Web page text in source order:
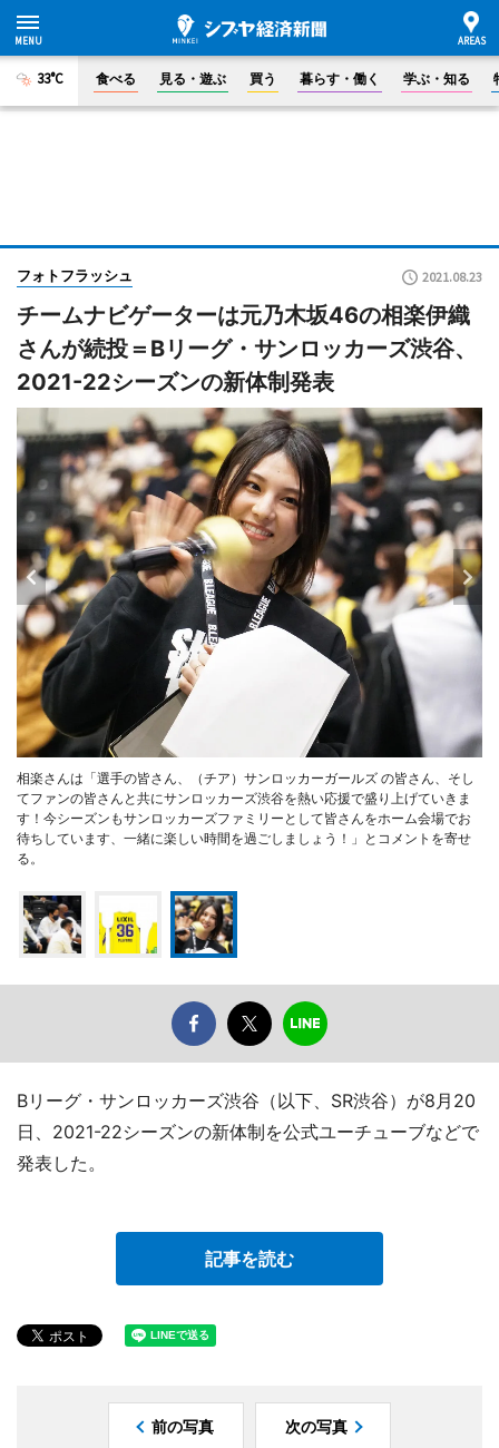
33°C 食べる 見る・遊ぶ 買う 暮らす・働く 学ぶ・知る
フォトフラッシュ 2021.08.23
チームナビゲーターは元乃木坂46の相楽伊織
さんが続投＝Bリーグ・サンロッカーズ渋谷、
2021-22シーズンの新体制発表
相楽さんは「選手の皆さん、（チア）サンロッカーガールズ の皆さん、そし
てファンの皆さんと共にサンロッカーズ渋谷を熱い応援で盛り上げていきま
す！今シーズンもサンロッカーズファミリーとして皆さんをホーム会場でお
待ちしています、一緒に楽しい時間を過ごしましょう！」とコメントを寄せ
る。
Bリーグ・サンロッカーズ渋谷（以下、SR渋谷）が8月20
日、2021-22シーズンの新体制を公式ユーチューブなどで
発表した。
記事を読む
前の写真 次の写真